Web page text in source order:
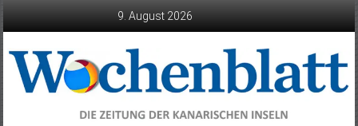
9. August 2026